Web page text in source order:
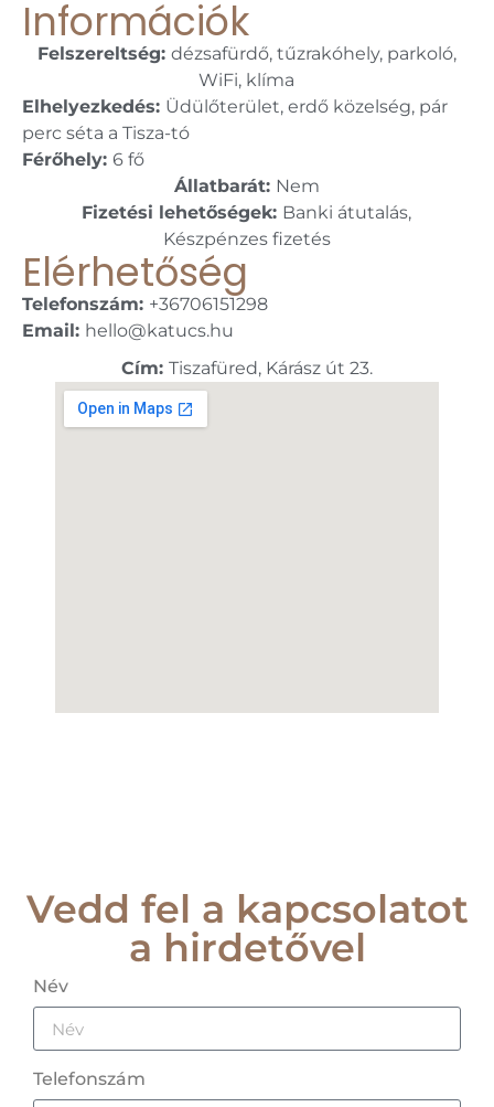
Információk
Felszereltség: dézsafürdő, tűzrakóhely, parkoló,
WiFi, klíma
Elhelyezkedés: Üdülőterület, erdő közelség, pár
perc séta a Tisza-tó
Férőhely: 6 fő
Állatbarát: Nem
Fizetési lehetőségek: Banki átutalás,
Készpénzes fizetés
Elérhetőség
Telefonszám: +36706151298
Email: hello@katucs.hu
Cím: Tiszafüred, Kárász út 23.
Vedd fel a kapcsolatot
a hirdetővel
Név
Telefonszám